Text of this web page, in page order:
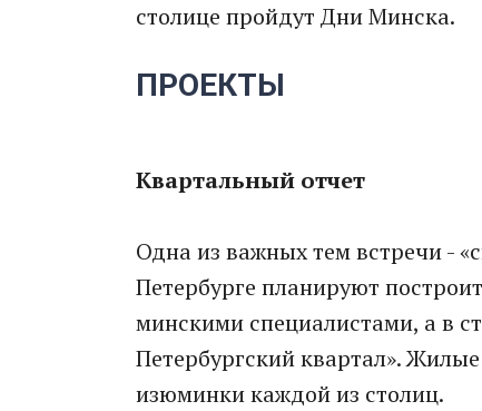
столице пройдут Дни Минска.
ПРОЕКТЫ
Квартальный отчет
Одна из важных тем встречи -
Петербурге планируют
минскими специалистами, а в
Петербургский квартал».
изюминки каждой из столиц.